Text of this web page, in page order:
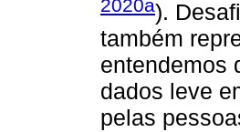
2020a).
também
entendemos
dados leve
pelas